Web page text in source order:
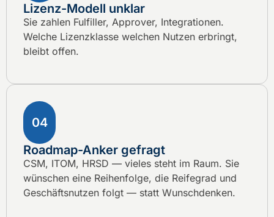
Lizenz-Modell unklar
Sie zahlen Fulfiller, Approver, Integrationen.
Welche Lizenzklasse welchen Nutzen erbringt,
bleibt offen.
04
Roadmap-Anker gefragt
CSM, ITOM, HRSD — vieles steht im Raum. Sie
wünschen eine Reihenfolge, die Reifegrad und
Geschäftsnutzen folgt — statt Wunschdenken.